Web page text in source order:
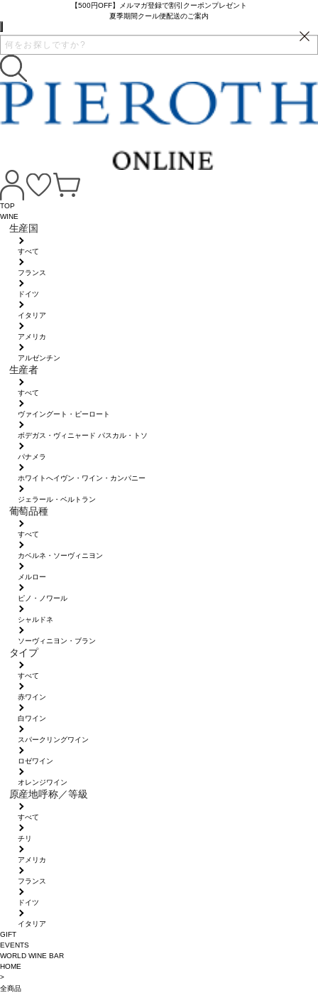
【500円OFF】メルマガ登録で割引クーポンプレゼント
夏季期間クール便配送のご案内
TOP
WINE
生産国
すべて
フランス
ドイツ
イタリア
アメリカ
アルゼンチン
生産者
すべて
ヴァイングート・ピーロート
ボデガス・ヴィニャード パスカル・トソ
パナメラ
ホワイトへイヴン・ワイン・カンパニー
ジェラール・ベルトラン
葡萄品種
すべて
カベルネ・ソーヴィニヨン
メルロー
ピノ・ノワール
シャルドネ
ソーヴィニヨン・ブラン
タイプ
すべて
赤ワイン
白ワイン
スパークリングワイン
ロゼワイン
オレンジワイン
原産地呼称／等級
すべて
チリ
アメリカ
フランス
ドイツ
イタリア
GIFT
EVENTS
WORLD WINE BAR
HOME
>
全商品